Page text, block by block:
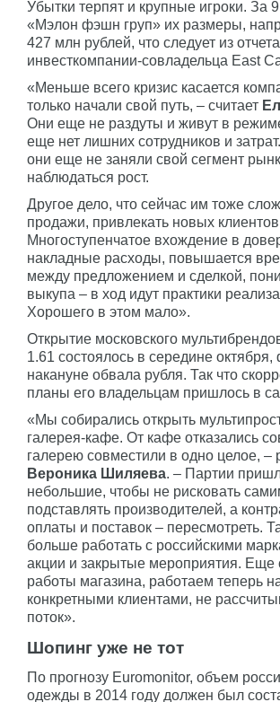
Убытки терпят и крупные игроки. За
«Мэлон фэшн груп» их размеры,
427 млн рублей, что следует из
инвесткомпании-совладельца East
«Меньше всего кризис касается
только начали свой путь, – считает
Они еще не раздуты и живут в
еще нет лишних сотрудников и
они еще не заняли свой сегмент
наблюдаться рост.
Другое дело, что сейчас им тоже
продажи, привлекать новых
Многоступенчатое вхождение в
накладные расходы, повышается
между предложением и сделкой,
выкупа – в ход идут практики
Хорошего в этом мало».
Открытие московского
1.61 состоялось в середине октября,
накануне обвала рубля. Так что
планы его владельцам пришлось в
«Мы собирались открыть
галерея-кафе. От кафе отказались
галерею совместили в одно целое, –
Вероника Шиляева. – Партии
небольшие, чтобы не рисковать
подставлять производителей, а
оплаты и поставок – пересмотреть.
больше работать с российскими
акции и закрытые мероприятия. Еще
работы магазина, работаем теперь
конкретными клиентами, не
поток».
Шопинг уже не тот
По прогнозу Euromonitor, объем
одежды в 2014 году должен был